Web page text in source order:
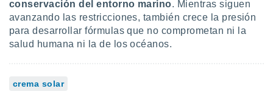
conservación del entorno marino. Mientras siguen
avanzando las restricciones, también crece la presión
para desarrollar fórmulas que no comprometan ni la
salud humana ni la de los océanos.
crema solar